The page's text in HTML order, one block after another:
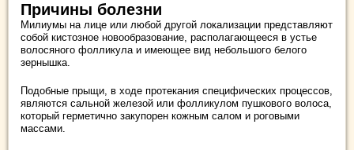
Причины болезни
Милиумы на лице или любой другой локализации представляют
собой кистозное новообразование, располагающееся в устье
волосяного фолликула и имеющее вид небольшого белого
зернышка.
Подобные прыщи, в ходе протекания специфических процессов,
являются сальной железой или фолликулом пушкового волоса,
который герметично закупорен кожным салом и роговыми
массами.